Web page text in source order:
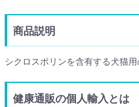
商品説明
シクロスポリンを含有する犬猫用
健康通販の個人輸入とは